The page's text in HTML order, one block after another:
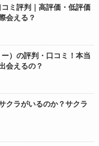
ミ評判｜高評価・低評価
会える？
）の評判・口コミ！本当
会えるの？
クラがいるのか？サクラ